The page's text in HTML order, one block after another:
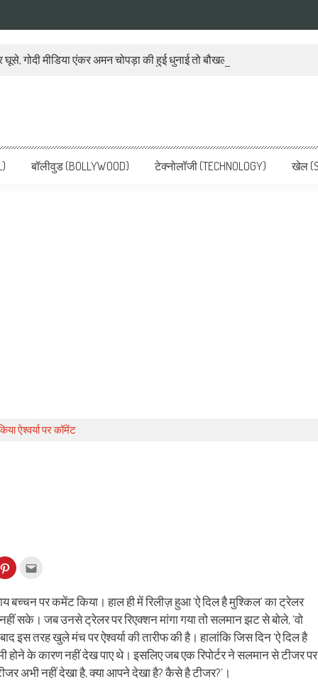
गोदी मीडिया एंकर अमन चोपड़ा की हुई धुनाई तो बौखला गया बीजेपी प्रवक्ता
Latest News in Hindi, Breaking
live, पढ़ें देश और दुनिया की ताजा ख़बरें
बॉलीवुड (BOLLYWOOD) टेक्नोलॉजी (TECHNOLOGY) खेल
ऐश्वर्या पर कॉमेंट
Click
to
Pinterest
(Opens
in
new
window)
to
a
friend
(Opens
in
new
window)
बच्चन पर कमेंट किया। हाल ही में रिलीज़ हुआ ‘ऐ दिल है मुश्किल’ का ट्रेलर
सके। जब उनसे ट्रेलर पर रिएक्शन मांगा गया तो सलमान झट से बोले, ‘वो
इस तरह खुले मंच पर ऐश्वर्या की तारीफ की है। हालांकि जिस दिन ‘ऐ दिल है
के कारण नहीं देख पाए थे। इसलिए जब एक रिपोर्टर ने सलमान से टीजर पर
अभी नहीं देखा है, क्या आपने देखा है? कैसे है टीजर?’।